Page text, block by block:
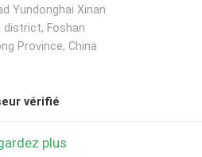
Yundonghai Xinan
district, Foshan
Province, China
vérifié
plus